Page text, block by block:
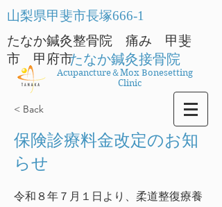
​山梨県甲斐市長塚666-1
たなか鍼灸整骨院 痛み 甲斐
市 甲府市たなか鍼灸接骨院
Acupancture＆Mox Bonesetting
Clinic
< Back
保険診療料金改定のお知
らせ
令和８年７月１日より、柔道整復療養